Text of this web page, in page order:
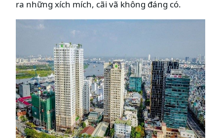
ra những xích mích, cãi vã không đáng có.